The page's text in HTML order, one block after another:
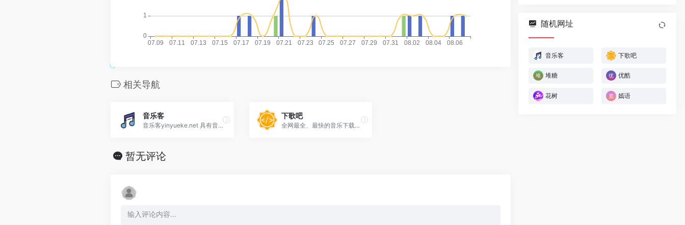
相关导航
音乐客
音乐客yinyueke.net 具有音乐搜索、播放、下载、歌词同步显示、个人音乐播放列表同步等功能。
下歌吧
全网最全、最快的音乐下载网站,提供超高、无损等音质音乐下载
暂无评论
随机网址
音乐客 下歌吧
堆糖 优酷
花树 嫣语